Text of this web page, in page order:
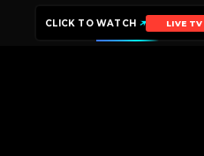
CLICK TO WATCH LIVE TV